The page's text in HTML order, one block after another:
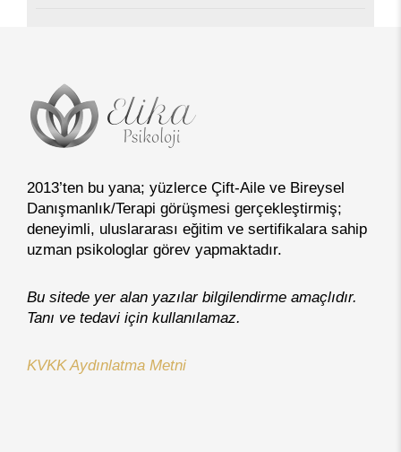
2013’ten bu yana; yüzlerce Çift-Aile ve Bireysel
Danışmanlık/Terapi görüşmesi gerçekleştirmiş;
deneyimli, uluslararası eğitim ve sertifikalara sahip
uzman psikologlar görev yapmaktadır.
Bu sitede yer alan yazılar bilgilendirme amaçlıdır.
Tanı ve tedavi için kullanılamaz.
KVKK Aydınlatma Metni